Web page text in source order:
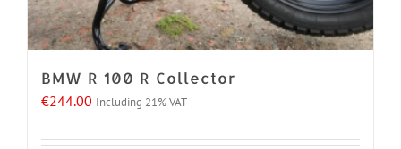
BMW R 100 R Collector
€244.00 Including 21% VAT